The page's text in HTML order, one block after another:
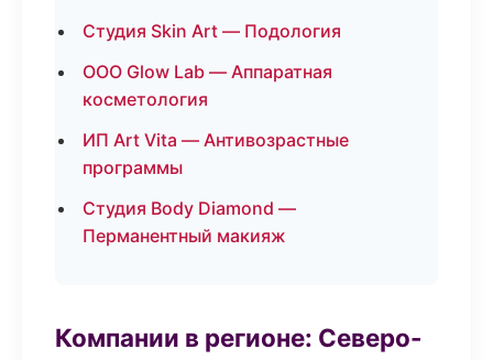
Студия Skin Art — Подология
ООО Glow Lab — Аппаратная
косметология
ИП Art Vita — Антивозрастные
программы
Студия Body Diamond —
Перманентный макияж
Компании в регионе: Северо-